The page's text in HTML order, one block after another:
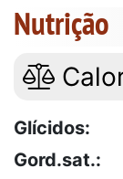
Nutrição
Glícidos:
Gord.sat.: